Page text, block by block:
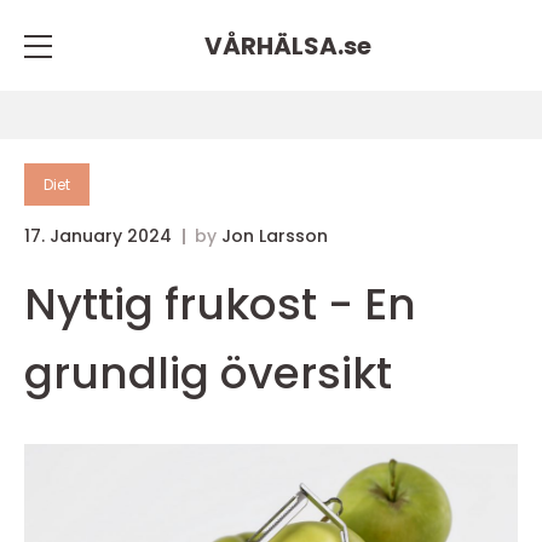
VÅRHÄLSA.se
Diet
17. January 2024 by Jon Larsson
Nyttig frukost - En
grundlig översikt